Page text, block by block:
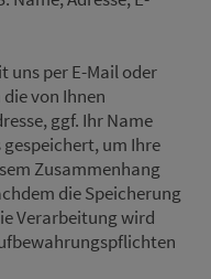
uns per E-Mail oder
von Ihnen
ggf. Ihr Name
um Ihre
Zusammenhang
die Speicherung
Verarbeitung wird